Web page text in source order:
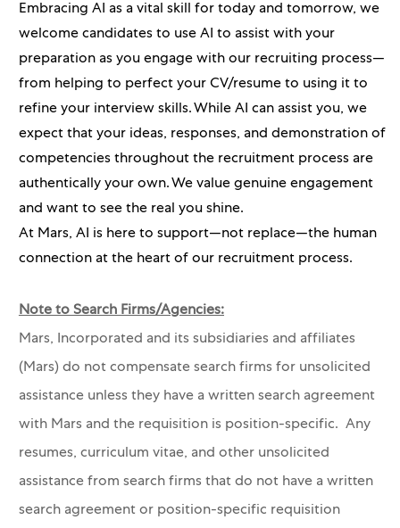
Embracing AI as a vital skill for today and tomorrow, we
welcome candidates to use AI to assist with your
preparation as you engage with our recruiting process—
from helping to perfect your CV/resume to using it to
refine your interview skills. While AI can assist you, we
expect that your ideas, responses, and demonstration of
competencies throughout the recruitment process are
authentically your own. We value genuine engagement
and want to see the real you shine.
At Mars, AI is here to support—not replace—the human
connection at the heart of our recruitment process.
Note to Search Firms/Agencies:
Mars, Incorporated and its subsidiaries and affiliates
(Mars) do not compensate search firms for unsolicited
assistance unless they have a written search agreement
with Mars and the requisition is position-specific. Any
resumes, curriculum vitae, and other unsolicited
assistance from search firms that do not have a written
search agreement or position-specific requisition